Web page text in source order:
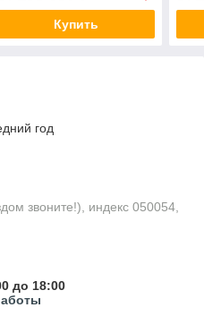
Купить
год
звоните!), индекс 050054,
до 18:00